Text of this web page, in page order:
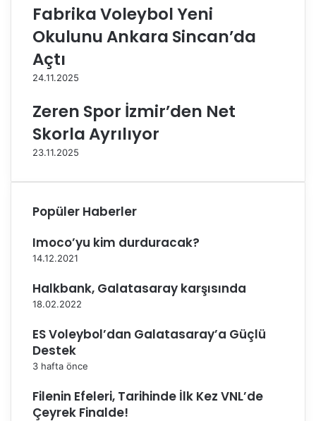
u
l
r
s
ğ
ı
k
o
t
o
l
n
d
n
g
e
t
-
2
0
z
u
n
A
y
Fabrika Voleybol Yeni
Okulunu Ankara Sincan’da
Açtı
24.11.2025
Zeren Spor İzmir’den Net
Skorla Ayrılıyor
23.11.2025
Popüler Haberler
Imoco’yu kim durduracak?
14.12.2021
Halkbank, Galatasaray karşısında
18.02.2022
ES Voleybol’dan Galatasaray’a Güçlü
Destek
3 hafta önce
Filenin Efeleri, Tarihinde İlk Kez VNL’de
Çeyrek Finalde!